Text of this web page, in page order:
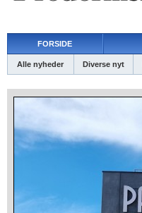
FORSIDE
Alle nyheder Diverse nyt